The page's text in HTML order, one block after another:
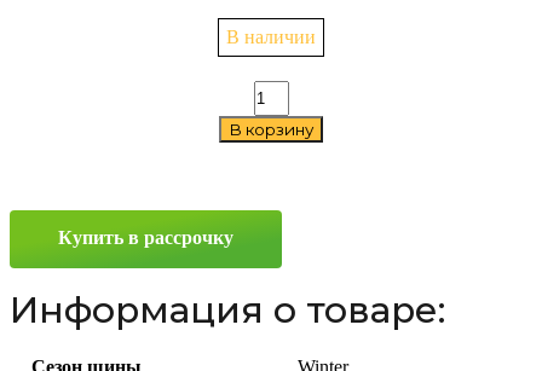
В наличии
Количество
товара
Bel-
R16C
б/
В корзину
Купить в рассрочку
Информация о товаре:
Сезон шины Winter